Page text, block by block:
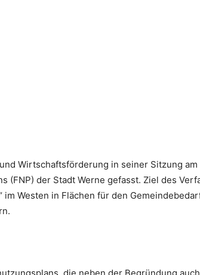
Wirtschaftsförderung in seiner Sitzung
(FNP) der Stadt Werne gefasst. Ziel des
im Westen in Flächen für den
die neben der Begründung